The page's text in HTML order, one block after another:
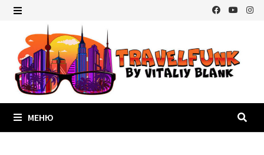
Перейти
содержимому
МЕНЮ